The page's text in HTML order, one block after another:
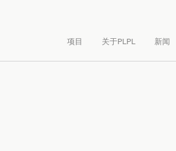
项目 关于PLPL 新闻